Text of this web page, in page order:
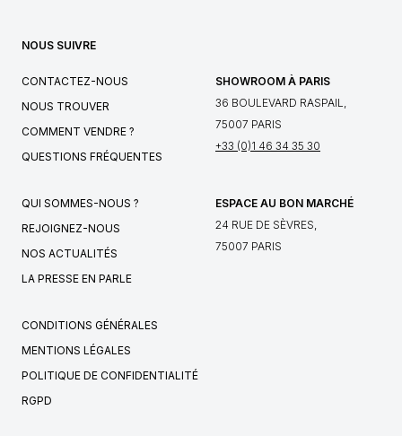
NOUS SUIVRE
CONTACTEZ-NOUS
NOUS TROUVER
COMMENT VENDRE ?
QUESTIONS FRÉQUENTES
SHOWROOM À PARIS
36 BOULEVARD RASPAIL,
75007 PARIS
+33 (0)1 46 34 35 30
QUI SOMMES-NOUS ?
REJOIGNEZ-NOUS
NOS ACTUALITÉS
LA PRESSE EN PARLE
ESPACE AU BON MARCHÉ
24 RUE DE SÈVRES,
75007 PARIS
CONDITIONS GÉNÉRALES
MENTIONS LÉGALES
POLITIQUE DE CONFIDENTIALITÉ
RGPD